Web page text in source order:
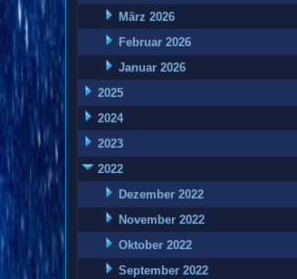
März 2026
Februar 2026
Januar 2026
2025
2024
2023
2022
Dezember 2022
November 2022
Oktober 2022
September 2022